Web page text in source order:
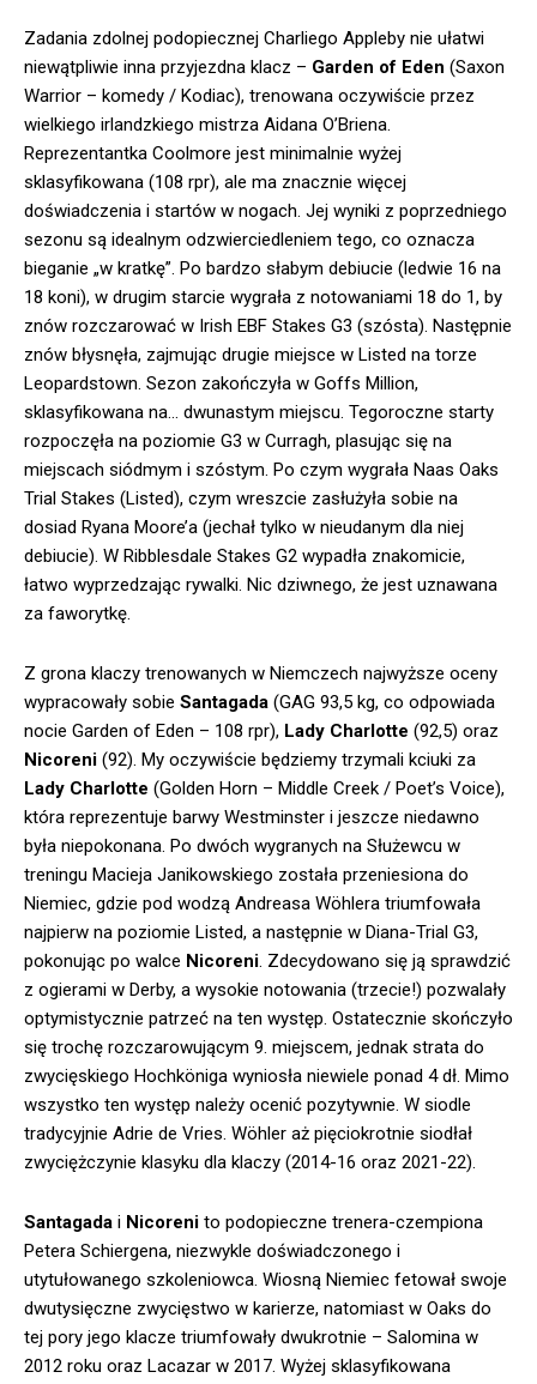
Zadania zdolnej podopiecznej Charliego Appleby nie ułatwi
niewątpliwie inna przyjezdna klacz – Garden of Eden (Saxon
Warrior – komedy / Kodiac), trenowana oczywiście przez
wielkiego irlandzkiego mistrza Aidana O’Briena.
Reprezentantka Coolmore jest minimalnie wyżej
sklasyfikowana (108 rpr), ale ma znacznie więcej
doświadczenia i startów w nogach. Jej wyniki z poprzedniego
sezonu są idealnym odzwierciedleniem tego, co oznacza
bieganie „w kratkę”. Po bardzo słabym debiucie (ledwie 16 na
18 koni), w drugim starcie wygrała z notowaniami 18 do 1, by
znów rozczarować w Irish EBF Stakes G3 (szósta). Następnie
znów błysnęła, zajmując drugie miejsce w Listed na torze
Leopardstown. Sezon zakończyła w Goffs Million,
sklasyfikowana na… dwunastym miejscu. Tegoroczne starty
rozpoczęła na poziomie G3 w Curragh, plasując się na
miejscach siódmym i szóstym. Po czym wygrała Naas Oaks
Trial Stakes (Listed), czym wreszcie zasłużyła sobie na
dosiad Ryana Moore’a (jechał tylko w nieudanym dla niej
debiucie). W Ribblesdale Stakes G2 wypadła znakomicie,
łatwo wyprzedzając rywalki. Nic dziwnego, że jest uznawana
za faworytkę.
Z grona klaczy trenowanych w Niemczech najwyższe oceny
wypracowały sobie Santagada (GAG 93,5 kg, co odpowiada
nocie Garden of Eden – 108 rpr), Lady Charlotte (92,5) oraz
Nicoreni (92). My oczywiście będziemy trzymali kciuki za
Lady Charlotte (Golden Horn – Middle Creek / Poet’s Voice),
która reprezentuje barwy Westminster i jeszcze niedawno
była niepokonana. Po dwóch wygranych na Służewcu w
treningu Macieja Janikowskiego została przeniesiona do
Niemiec, gdzie pod wodzą Andreasa Wöhlera triumfowała
najpierw na poziomie Listed, a następnie w Diana-Trial G3,
pokonując po walce Nicoreni . Zdecydowano się ją sprawdzić
z ogierami w Derby, a wysokie notowania (trzecie!) pozwalały
optymistycznie patrzeć na ten występ. Ostatecznie skończyło
się trochę rozczarowującym 9. miejscem, jednak strata do
zwycięskiego Hochköniga wyniosła niewiele ponad 4 dł. Mimo
wszystko ten występ należy ocenić pozytywnie. W siodle
tradycyjnie Adrie de Vries. Wöhler aż pięciokrotnie siodłał
zwyciężczynie klasyku dla klaczy (2014-16 oraz 2021-22).
Santagada i Nicoreni to podopieczne trenera-czempiona
Petera Schiergena, niezwykle doświadczonego i
utytułowanego szkoleniowca. Wiosną Niemiec fetował swoje
dwutysięczne zwycięstwo w karierze, natomiast w Oaks do
tej pory jego klacze triumfowały dwukrotnie – Salomina w
2012 roku oraz Lacazar w 2017. Wyżej sklasyfikowana